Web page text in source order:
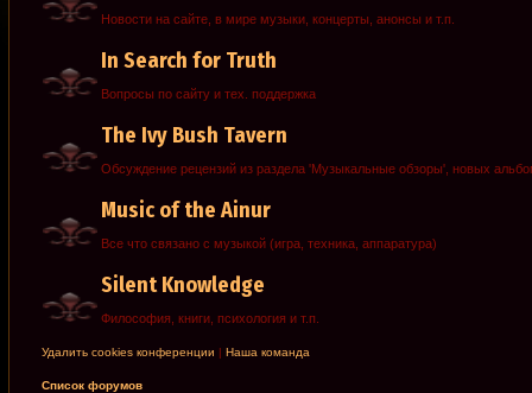
Новости на сайте, в мире музыки, концерты, анонсы и т.п.
In Search for Truth
Вопросы по сайту и тех. поддержка
The Ivy Bush Tavern
Обсуждение рецензий из раздела 'Музыкальные обзоры', новых
Music of the Ainur
Все что связано с музыкой (игра, техника, аппаратура)
Silent Knowledge
Философия, книги, психология и т.п.
Удалить cookies конференции | Наша команда
Список форумов